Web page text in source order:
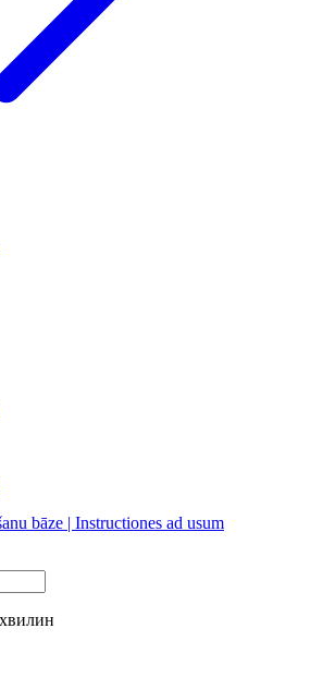
bāze | Instructiones ad usum